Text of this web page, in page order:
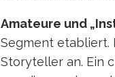
Amateure und
Segment etabliert.
Storyteller an. Ein